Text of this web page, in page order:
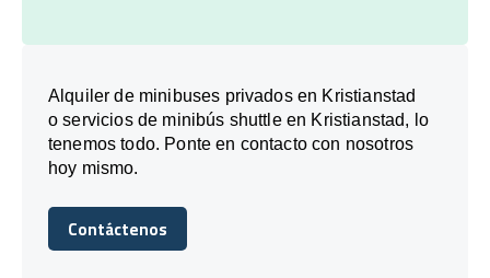
Alquiler de minibuses privados en Kristianstad
o servicios de minibús shuttle en Kristianstad, lo
tenemos todo. Ponte en contacto con nosotros
hoy mismo.
Contáctenos
Contáctenos